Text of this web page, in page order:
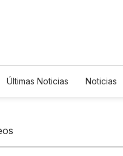
Últimas Noticias Noticias